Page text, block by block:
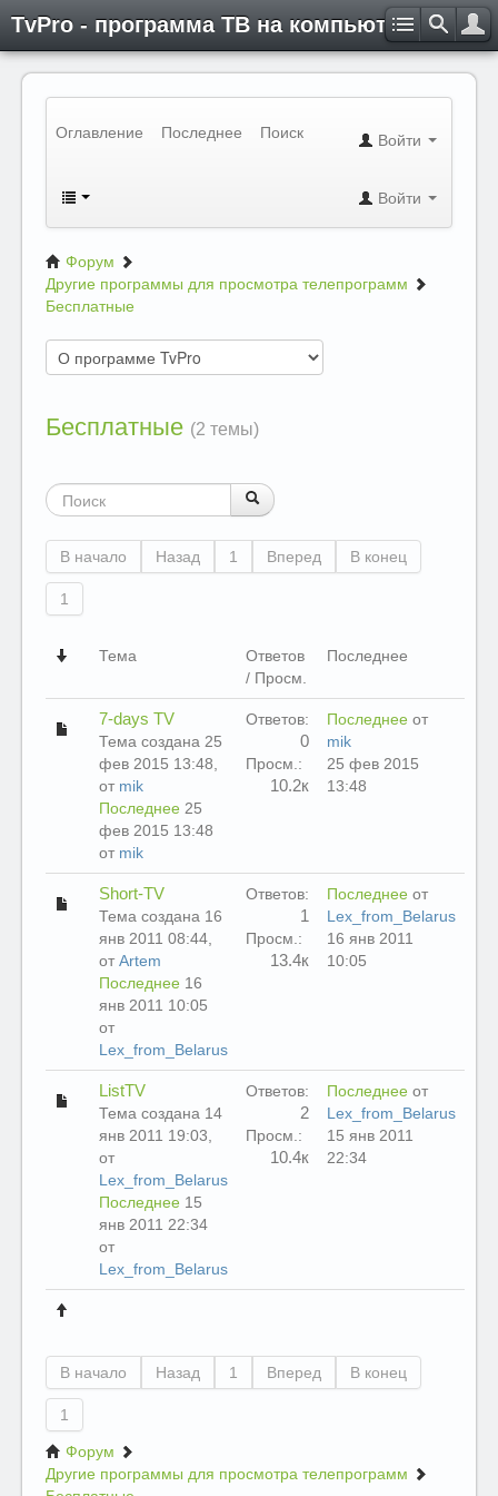
TvPro - программа ТВ на компьютере
Оглавление Последнее Поиск Войти
Войти
Форум
Другие программы для просмотра телепрограмм
Бесплатные
Бесплатные (2 темы)
В начало Назад 1 Вперед В конец
1
Тема
Ответов
/ Просм.
Последнее
7-days TV
Тема создана 25
фев 2015 13:48,
от mik
Последнее 25
фев 2015 13:48
от mik
Ответов:
0
Просм.:
10.2к
Последнее от
mik
25 фев 2015
13:48
Short-TV
Тема создана 16
янв 2011 08:44,
от Artem
Последнее 16
янв 2011 10:05
от
Lex_from_Belarus
Ответов:
1
Просм.:
13.4к
Последнее от
Lex_from_Belarus
16 янв 2011
10:05
ListTV
Тема создана 14
янв 2011 19:03,
от
Lex_from_Belarus
Последнее 15
янв 2011 22:34
от
Lex_from_Belarus
Ответов:
2
Просм.:
10.4к
Последнее от
Lex_from_Belarus
15 янв 2011
22:34
В начало Назад 1 Вперед В конец
1
Форум
Другие программы для просмотра телепрограмм